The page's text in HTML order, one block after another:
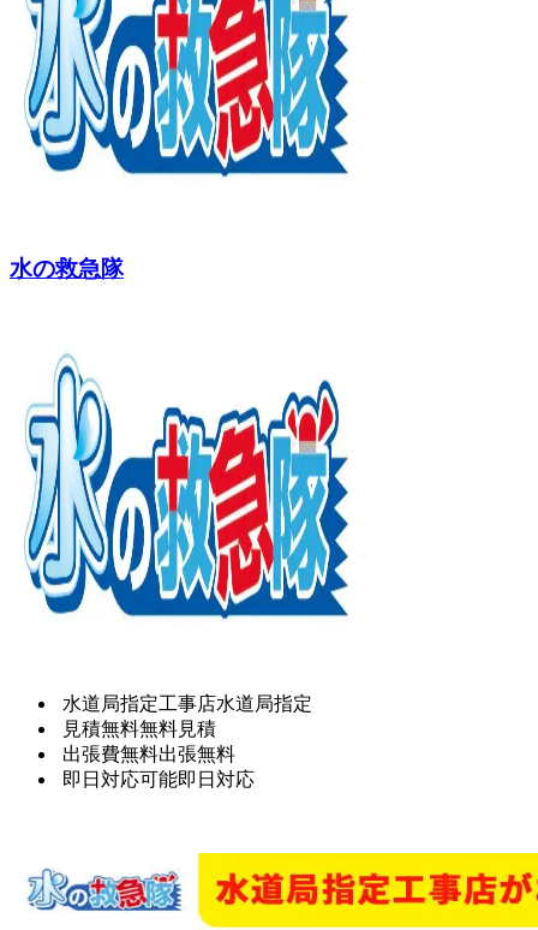
水の救急隊
水道局指定工事店水道局指定
見積無料無料見積
出張費無料出張無料
即日対応可能即日対応